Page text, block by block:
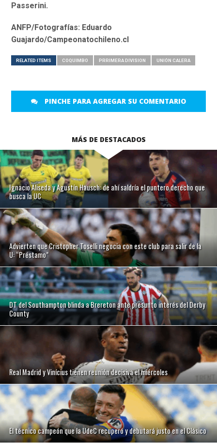
Passerini.
ANFP/Fotografías: Eduardo
Guajardo/Campeonatochileno.cl
RELATED ITEMS COQUIMBO PRRIMERA DIVISION UNIÓN CALERA
PINCHE PARA AGREGAR SU COMENTARIO
MÁS DE DESTACADOS
Ignacio Aliseda y Agustín Hausch: de ahí saldría el puntero derecho que
busca la UC
Advierten que Cristopher Toselli negocia con este club para salir de la
U: “Préstamo”
DT del Southampton blinda a Brereton ante presunto interés del Derby
County
Real Madrid y Vinícius tienen reunión decisiva el miércoles
El técnico campeón que la UdeC recuperó y debutará justo en el Clásico